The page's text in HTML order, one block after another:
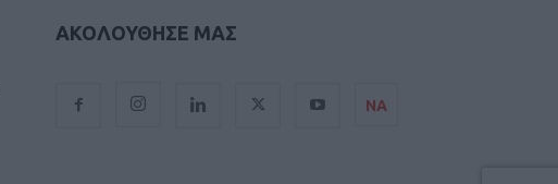
ΑΚΟΛΟΥΘΗΣΕ ΜΑΣ
ΝΑ